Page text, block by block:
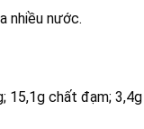
nhiều nước.
15,1g chất đạm;